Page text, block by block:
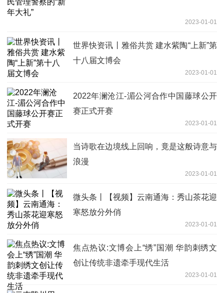
2023-01-01
世界快资讯丨雅俗共赏 建水紫陶“上新”第
十八届文博会
2023-01-01
2022年澜沧江-湄公河合作中国藤球公开
赛正式开赛
2023-01-01
当诗歌在边境线上回响，竟是这般诗意与
浪漫
2023-01-01
微头条丨【视频】云南通海：秀山茶花迎
寒怒放分外俏
2023-01-01
焦点热议:文博会上“绣”国潮 华韵刺绣文
创让传统非遗牵手现代生活
2023-01-01